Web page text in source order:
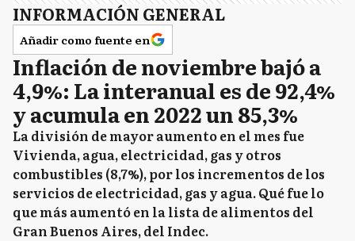
INFORMACIÓN GENERAL
Añadir como fuente en
Inflación de noviembre bajó a
4,9%: La interanual es de 92,4%
y acumula en 2022 un 85,3%
La división de mayor aumento en el mes fue
Vivienda, agua, electricidad, gas y otros
combustibles (8,7%), por los incrementos de los
servicios de electricidad, gas y agua. Qué fue lo
que más aumentó en la lista de alimentos del
Gran Buenos Aires, del Indec.